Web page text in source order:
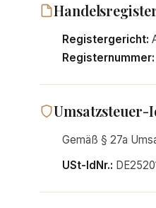
Registergericht:
Registernummer:
Gemäß § 27a
USt-IdNr.: